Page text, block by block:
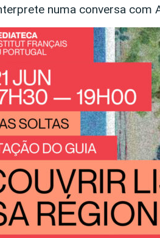
numa conversa com